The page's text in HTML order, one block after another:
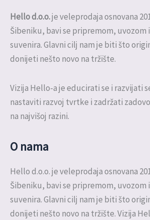
Hello d.o.o.je veleprodaja osnovana
Šibeniku, bavi se pripremom,
suvenira. Glavni cilj nam je biti što
donijeti nešto novo na tržište.
Vizija Hello-a je educirati se i razvijati
nastaviti razvoj tvrtke i zadržati
na najvišoj razini.
O nama
Hello d.o.o. je veleprodaja osnovana
Šibeniku, bavi se pripremom,
suvenira. Glavni cilj nam je biti što
donijeti nešto novo na tržište. Vizija